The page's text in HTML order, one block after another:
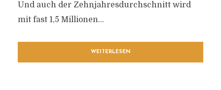
Und auch der Zehnjahresdurchschnitt wird
mit fast 1,5 Millionen...
WEITERLESEN